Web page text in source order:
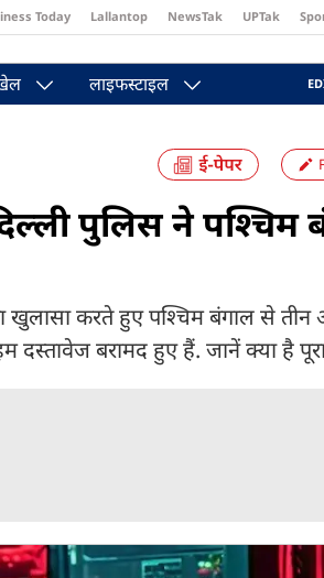
Today Lallantop NewsTak UPTak
लाइफस्टाइल
पुलिस ने पश्चिम
करते हुए पश्चिम बंगाल से तीन
दस्तावेज बरामद हुए हैं. जानें क्या है